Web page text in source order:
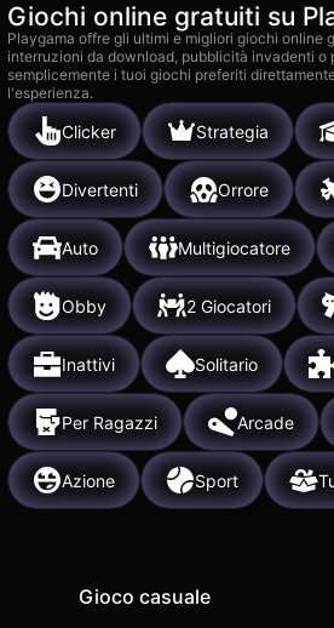
Giochi online gratuiti su
Playgama offre gli ultimi e migliori giochi online
interruzioni da download, pubblicità invadenti o
semplicemente i tuoi giochi preferiti
l'esperienza.
Clicker Strategia
Divertenti Orrore
Auto Multigiocatore
Obby 2 Giocatori
Inattivi Solitario
Per Ragazzi Arcade
Azione Sport
Gioco casuale